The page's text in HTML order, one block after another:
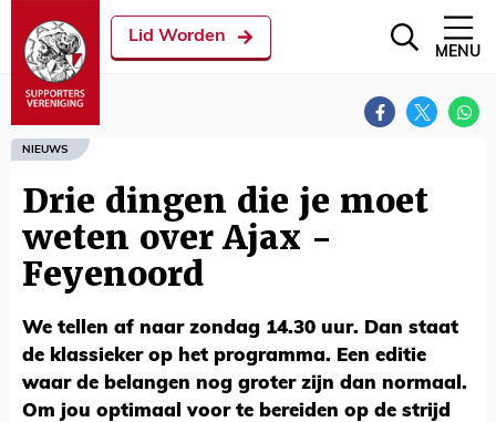
Lid Worden
MENU
NIEUWS
Drie dingen die je moet
weten over Ajax -
Feyenoord
We tellen af naar zondag 14.30 uur. Dan staat
de klassieker op het programma. Een editie
waar de belangen nog groter zijn dan normaal.
Om jou optimaal voor te bereiden op de strijd